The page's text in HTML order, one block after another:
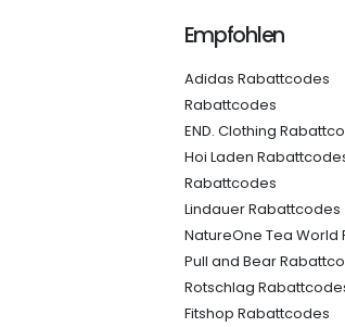
Empfohlen
Adidas Rabattcodes
Rabattcodes
END. Clothing
Hoi Laden
Rabattcodes
Lindauer Rabattcodes
NatureOne Tea World
Pull and Bear
Rotschlag
Fitshop Rabattcodes